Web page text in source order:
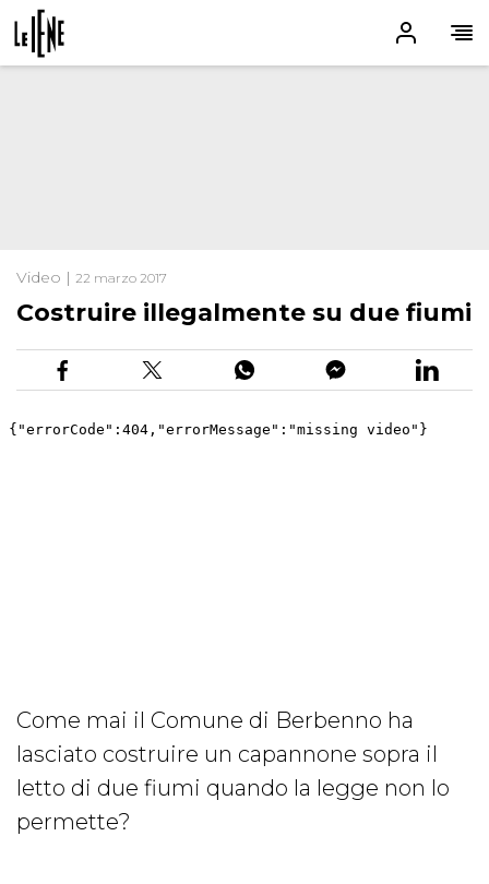
Video | 22 marzo 2017
Costruire illegalmente su due fiumi
Come mai il Comune di Berbenno ha
lasciato costruire un capannone sopra il
letto di due fiumi quando la legge non lo
permette?